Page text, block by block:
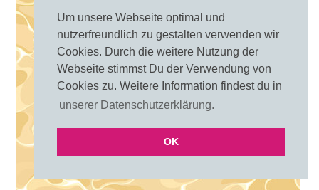
Um unsere Webseite optimal und
nutzerfreundlich zu gestalten verwenden wir
Cookies. Durch die weitere Nutzung der
Webseite stimmst Du der Verwendung von
Cookies zu. Weitere Information findest du in
unserer Datenschutzerklärung.
OK